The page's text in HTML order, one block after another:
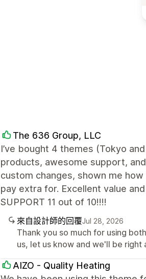
The 636 Group, LLC
I’ve bought 4 themes (Tokyo
products, awesome support,
custom changes, shown me
pay extra for. Excellent value
SUPPORT 11 out of 10!!!!
來自設計師的回覆Jul 28, 2026
Thank you so much for using
us, let us know and we'll be right
AIZO - Quality Heating